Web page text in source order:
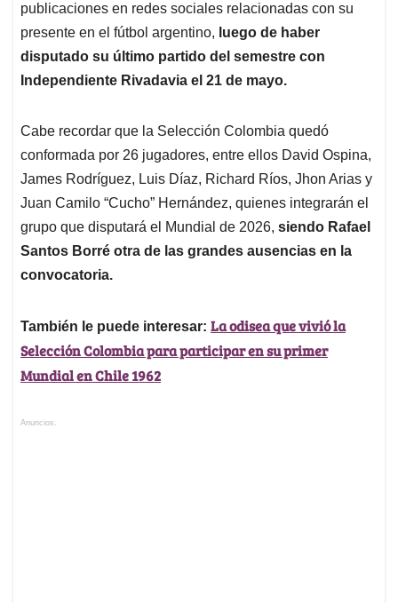
publicaciones en redes sociales relacionadas con su
presente en el fútbol argentino, luego de haber
disputado su último partido del semestre con
Independiente Rivadavia el 21 de mayo.
Cabe recordar que la Selección Colombia quedó
conformada por 26 jugadores, entre ellos David Ospina,
James Rodríguez, Luis Díaz, Richard Ríos, Jhon Arias y
Juan Camilo “Cucho” Hernández, quienes integrarán el
grupo que disputará el Mundial de 2026, siendo Rafael
Santos Borré otra de las grandes ausencias en la
convocatoria.
También le puede interesar: La odisea que vivió la
Selección Colombia para participar en su primer
Mundial en Chile 1962
Anuncios.